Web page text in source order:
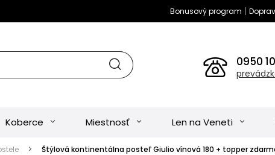
Bonusový program |
0950
Koberce Miestnosť Len na Veneti
Štýlová kontinentálna posteľ Giulio vínová 180 + topper